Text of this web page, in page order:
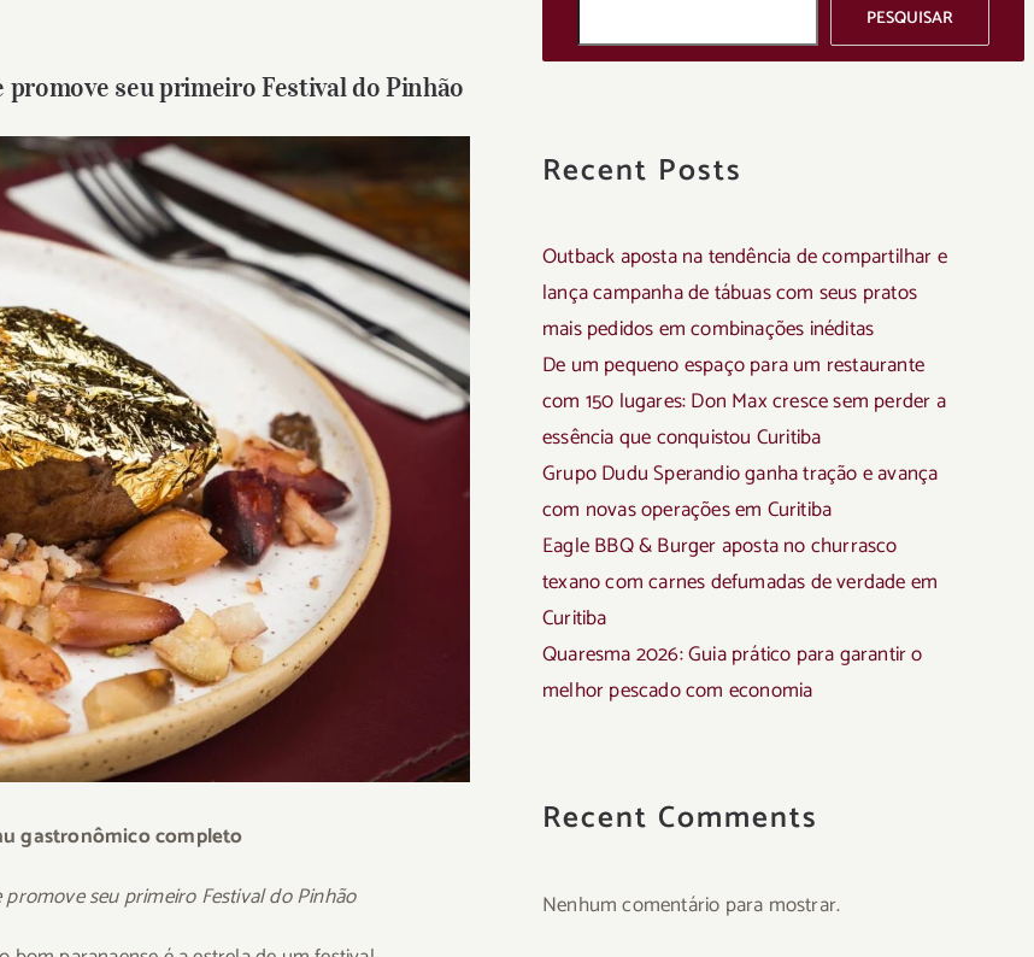
seu primeiro Festival do Pinhão
gastronômico completo
seu primeiro Festival do Pinhão
PESQUISAR
Recent Posts
Outback aposta na tendência de compartilhar e
lança campanha de tábuas com seus pratos
mais pedidos em combinações inéditas
De um pequeno espaço para um restaurante
com 150 lugares: Don Max cresce sem perder a
essência que conquistou Curitiba
Grupo Dudu Sperandio ganha tração e avança
com novas operações em Curitiba
Eagle BBQ & Burger aposta no churrasco
texano com carnes defumadas de verdade em
Curitiba
Quaresma 2026: Guia prático para garantir o
melhor pescado com economia
Recent Comments
Nenhum comentário para mostrar.